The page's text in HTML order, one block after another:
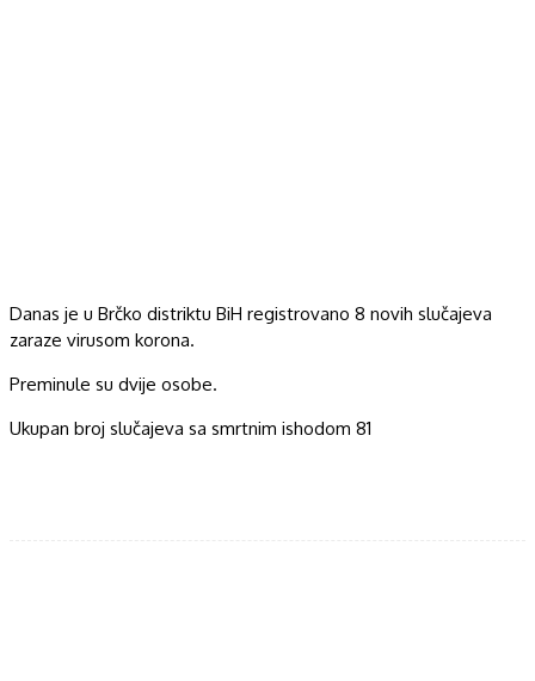
Danas je u Brčko distriktu BiH registrovano 8 novih slučajeva
zaraze virusom korona.
Preminule su dvije osobe.
Ukupan broj slučajeva sa smrtnim ishodom 81